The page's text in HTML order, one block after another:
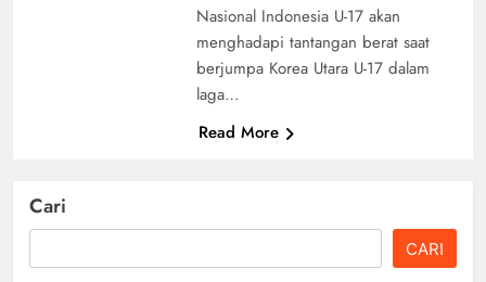
Nasional Indonesia U-17 akan
menghadapi tantangan berat saat
berjumpa Korea Utara U-17 dalam
laga…
Read More
Cari
CARI